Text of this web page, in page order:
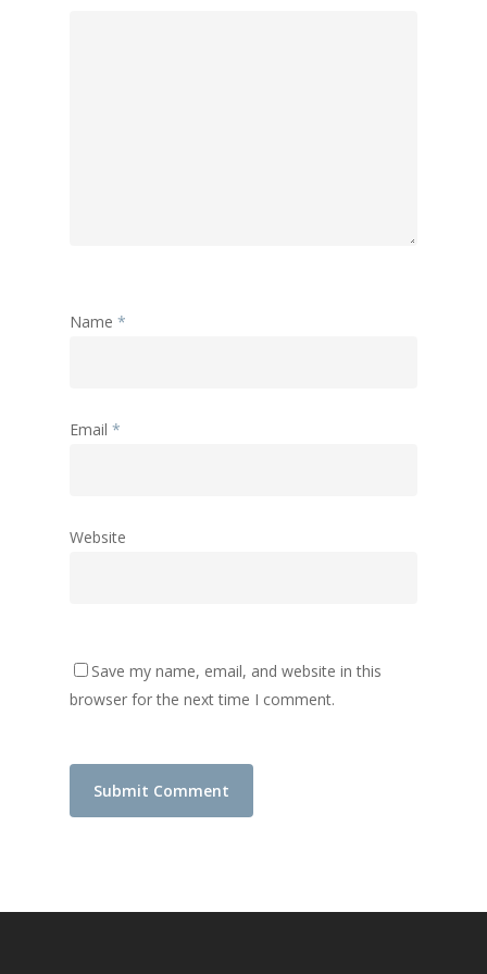
Name *
Email *
Website
Save my name, email, and website in this
browser for the next time I comment.